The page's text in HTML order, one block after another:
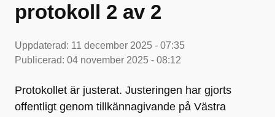
protokoll 2 av 2
Uppdaterad: 11 december 2025 - 07:35
Publicerad: 04 november 2025 - 08:12
Protokollet är justerat. Justeringen har gjorts
offentligt genom tillkännagivande på Västra